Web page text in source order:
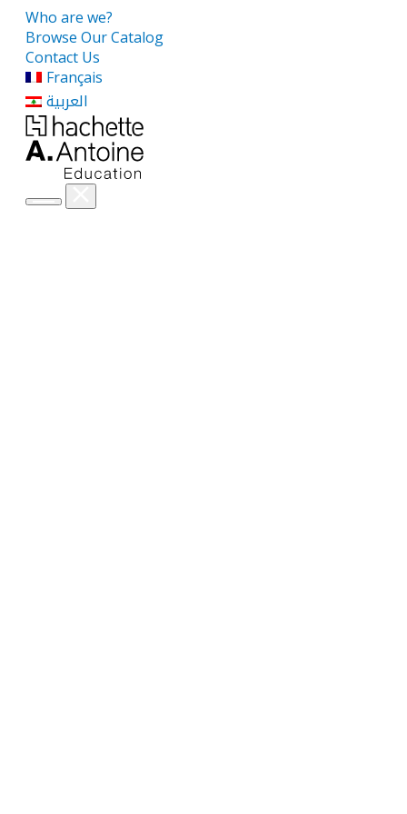
Who are we?
Browse Our Catalog
Contact Us
Français
العربية